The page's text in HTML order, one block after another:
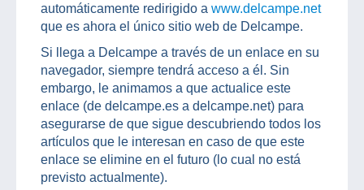
automáticamente redirigido a www.delcampe.net
que es ahora el único sitio web de Delcampe.
Si llega a Delcampe a través de un enlace en su
navegador, siempre tendrá acceso a él. Sin
embargo, le animamos a que actualice este
enlace (de delcampe.es a delcampe.net) para
asegurarse de que sigue descubriendo todos los
artículos que le interesan en caso de que este
enlace se elimine en el futuro (lo cual no está
previsto actualmente).